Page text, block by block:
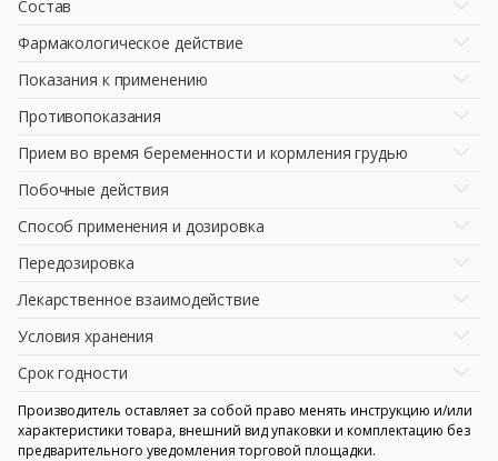
Состав
Фармакологическое действие
Показания к применению
Противопоказания
Прием во время беременности и кормления грудью
Побочные действия
Способ применения и дозировка
Передозировка
Лекарственное взаимодействие
Условия хранения
Срок годности
Производитель оставляет за собой право менять инструкцию и/или
характеристики товара, внешний вид упаковки и комплектацию без
предварительного уведомления торговой площадки.